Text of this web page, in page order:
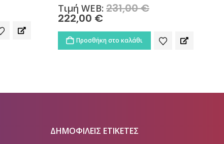
Τιμή WEB: 231,00€
231,00 €.
222,00 €Η
τιμή
είναι:
222,00 €.
Προσθήκη στο καλάθι
ΔΗΜΟΦΙΛΕΙΣ ΕΤΙΚΕΤΕΣ